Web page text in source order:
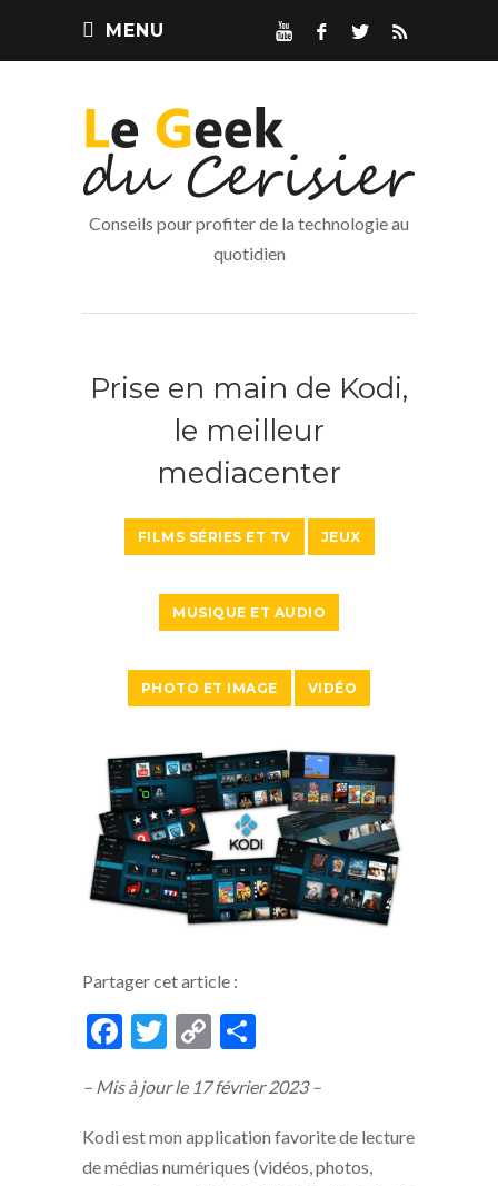
MENU
Conseils pour profiter de la technologie au
quotidien
Prise en main de Kodi,
le meilleur
mediacenter
FILMS SÉRIES ET TV JEUX
MUSIQUE ET AUDIO
PHOTO ET IMAGE VIDÉO
Partager cet article :
F
e
b
o
T
itt
er
C
p
y
Li
ta
g
er
– Mis à jour le 17 février 2023 –
Kodi est mon application favorite de lecture
de médias numériques (vidéos, photos,